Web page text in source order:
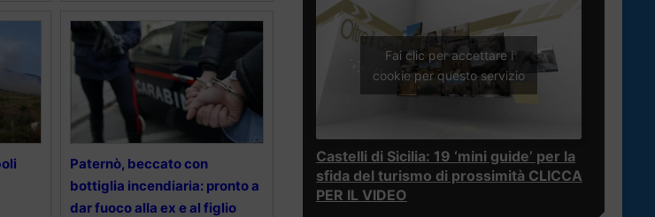
Paternò, beccato con
bottiglia incendiaria: pronto a
dar fuoco alla ex e al figlio
Fai clic per accettare i
cookie per questo servizio
Castelli di Sicilia: 19 ‘mini guide’ per la
sfida del turismo di prossimità CLICCA
PER IL VIDEO